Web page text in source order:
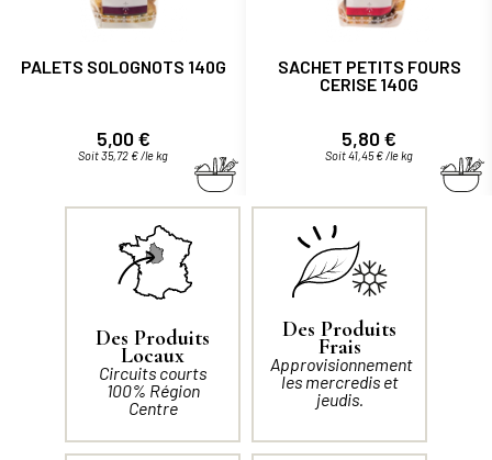
PALETS SOLOGNOTS 140G
Prix
5,00 €
Soit 35,72 € /le kg
SACHET PETITS FOURS
CERISE 140G
Prix
5,80 €
Soit 41,45 € /le kg
Des Produits
Locaux
Circuits courts
100% Région
Centre
Des Produits
Frais
Approvisionnement
les mercredis et
jeudis.